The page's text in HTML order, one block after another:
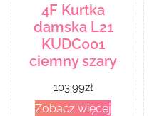
4F Kurtka
damska L21
KUDC001
ciemny szary
103.99zł
Zobacz więcej